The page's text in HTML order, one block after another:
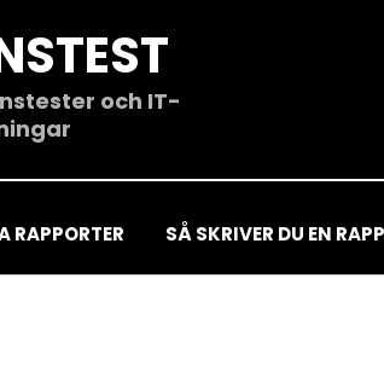
och IT-
RAPPORTER SÅ SKRIVER DU EN